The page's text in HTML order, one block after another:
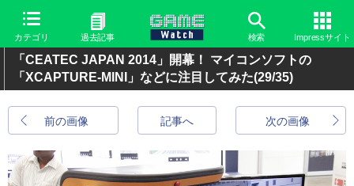
カテゴリ 過去記事 検索 Impressサイト
「CEATEC JAPAN 2014」開幕！ マイコンソフトの
「XCAPTURE-MINI」などに注目してみた(29/35)
前の画像 次の画像
記事へ